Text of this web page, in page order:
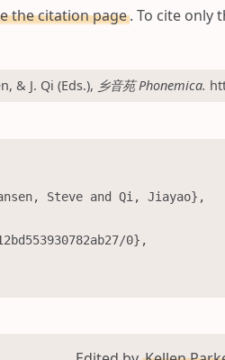
the citation page. To cite only
& J. Qi (Eds.), 乡音苑 Phonemica.